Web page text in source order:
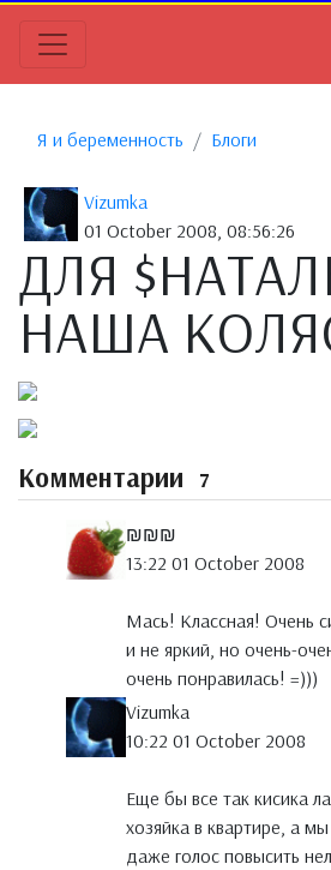
Я и беременность Блоги
Vizumka
01 October 2008, 08:56:26
ДЛЯ
НАША
Комментарии 7
₪₪₪
13:22 01 October 2008
Мась! Классная! Очень
и не яркий, но очень-
очень понравилась! =)))
Vizumka
10:22 01 October 2008
Еще бы все так кисика
хозяйка в квартире, а
даже голос повысить